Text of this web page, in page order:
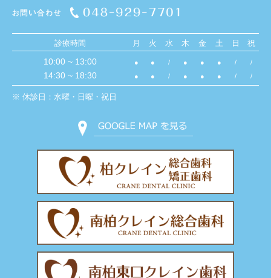
診療時間 月 火 水 木 金 土 日 祝
10:00 ~ 13:00 ● ● / ● ● ● / /
14:30 ~ 18:30 ● ● / ● ● ● / /
※ 休診日：水曜・日曜・祝日